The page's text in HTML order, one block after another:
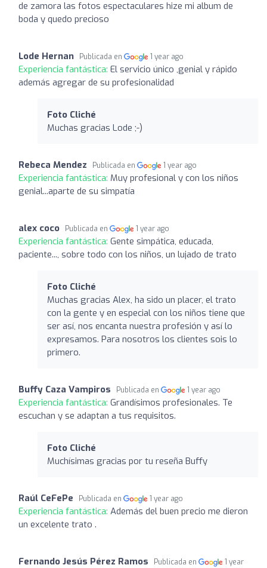
de zamora las fotos espectaculares hize mi album de
boda y quedo precioso
Lode Hernan Publicada en 1 year ago
Experiencia fantástica: El servicio único ,genial y rápido
además agregar de su profesionalidad
Foto Cliché
Muchas gracias Lode ;-)
Rebeca Mendez Publicada en 1 year ago
Experiencia fantástica: Muy profesional y con los niños
genial...aparte de su simpatía
alex coco Publicada en 1 year ago
Experiencia fantástica: Gente simpática, educada,
paciente..., sobre todo con los niños, un lujado de trato
Foto Cliché
Muchas gracias Alex, ha sido un placer, el trato
con la gente y en especial con los niños tiene que
ser así, nos encanta nuestra profesión y así lo
expresamos. Para nosotros los clientes sois lo
primero.
Buffy Caza Vampiros Publicada en 1 year ago
Experiencia fantástica: Grandísimos profesionales. Te
escuchan y se adaptan a tus requisitos.
Foto Cliché
Muchísimas gracias por tu reseña Buffy
Raúl CeFePe Publicada en 1 year ago
Experiencia fantástica: Además del buen precio me dieron
un excelente trato .
Fernando Jesús Pérez Ramos Publicada en
1 year